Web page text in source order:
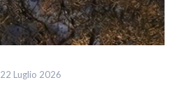
22 Luglio 2026